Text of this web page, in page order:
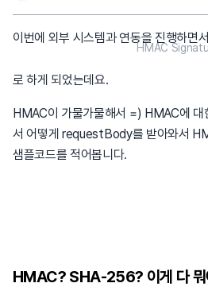
이번에 외부 시스템과 연동을 진행하면
HMAC
로 하게 되었는데요.
HMAC이 가물가물해서 =) HMAC에 대
서 어떻게 requestBody를 받아와서
샘플코드를 적어봅니다.
HMAC? SHA-256? 이게 다